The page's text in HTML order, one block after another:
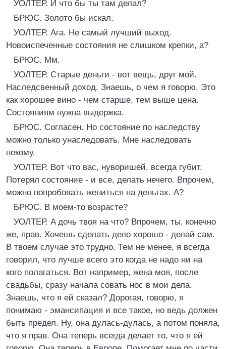
УОЛТЕР. И что бы ты там делал?
БРЮС. Золото бы искал.
УОЛТЕР. Ага. Не самый лучший выход.
Новоиспеченные состояния не слишком крепки, a?
БРЮС. Мм.
УОЛТЕР. Старые деньги - вот вещь, друг мой.
Наследсвенный доход. Знаешь, о чем я говорю. Это
как хорошее вино - чем старше, тем выше цена.
Состояниям нужна выдержка.
БРЮС. Согласен. Но состояние по наследству
можно только унаследовать. Мне наследовать
некому.
УОЛТЕР. Вот что вас, нуворишей, всегда губит.
Потерял состояние - и все, делать нечего. Впрочем,
можно попробовать жениться на деньгах. A?
БРЮС. В моем-то возрасте?
УОЛТЕР. A дочь твоя на что? Впрочем, ты, конечно
же, прав. Хочешь сделать дело хорошо - делай сам.
В твоем случае это трудно. Тем не менее, я всегда
говорил, что лучше всего это когда не надо ни на
кого полагаться. Вот например, жена моя, после
свадьбы, сразу начала совать нос в мои дела.
Знаешь, что я ей сказал? Дорогая, говорю, я
понимаю - эмансипация и все такое, но ведь должен
быть предел. Ну, она дулась-дулась, a потом поняла,
что я прав. Она теперь всегда делает то, что я ей